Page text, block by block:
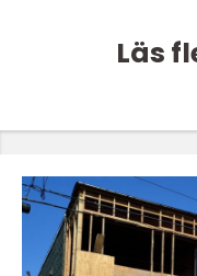
Läs